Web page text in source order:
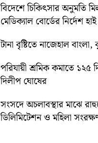
বিদেশে চিকিৎসার অনুমতি
মেডিক্যাল বোর্ডের নির্দেশ
টানা বৃষ্টিতে নাজেহাল
পরিযায়ী শ্রমিক কমাতে ১২৫
দিলীপ ঘোষের
সংসদে অচলাবস্থার মাঝে
ডিলিমিটেশন ও মহিলা